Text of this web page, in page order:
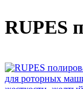
RUPES